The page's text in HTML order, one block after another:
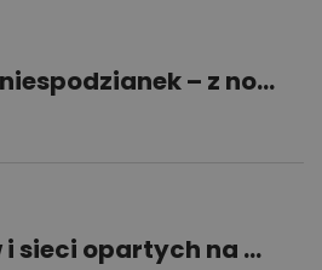
– z no...
sieci opartych na ...